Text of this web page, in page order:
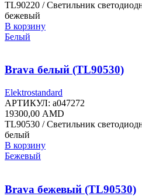
TL90220 / Светильник
бежевый
В корзину
Белый
Brava белый (TL90530)
Elektrostandard
АРТИКУЛ: a047272
19300,00 AMD
TL90530 / Светильник
белый
В корзину
Бежевый
Brava бежевый (TL90530)